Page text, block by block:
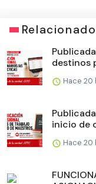
destinos
Hace 20
inicio de
Hace 20